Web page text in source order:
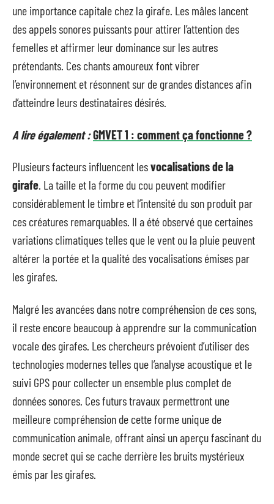
une importance capitale chez la girafe. Les mâles lancent
des appels sonores puissants pour attirer l’attention des
femelles et affirmer leur dominance sur les autres
prétendants. Ces chants amoureux font vibrer
l’environnement et résonnent sur de grandes distances afin
d’atteindre leurs destinataires désirés.
A lire également :GMVET 1 : comment ça fonctionne ?
Plusieurs facteurs influencent lesvocalisations de la
girafe. La taille et la forme du cou peuvent modifier
considérablement le timbre et l’intensité du son produit par
ces créatures remarquables. Il a été observé que certaines
variations climatiques telles que le vent ou la pluie peuvent
altérer la portée et la qualité des vocalisations émises par
les girafes.
Malgré les avancées dans notre compréhension de ces sons,
il reste encore beaucoup à apprendre sur la communication
vocale des girafes. Les chercheurs prévoient d’utiliser des
technologies modernes telles que l’analyse acoustique et le
suivi GPS pour collecter un ensemble plus complet de
données sonores. Ces futurs travaux permettront une
meilleure compréhension de cette forme unique de
communication animale, offrant ainsi un aperçu fascinant du
monde secret qui se cache derrière les bruits mystérieux
émis par les girafes.